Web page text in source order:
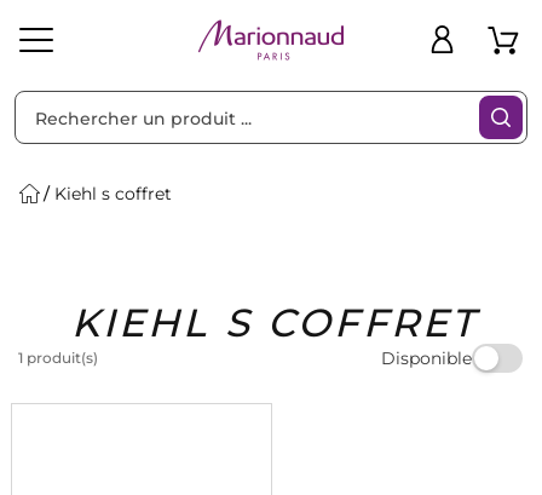
Solaire Homme Marques Idées
Cadeaux
Bons
Plans
Kiehl s coffret
KIEHL S COFFRET
1 produit(s) Disponible
Filtres